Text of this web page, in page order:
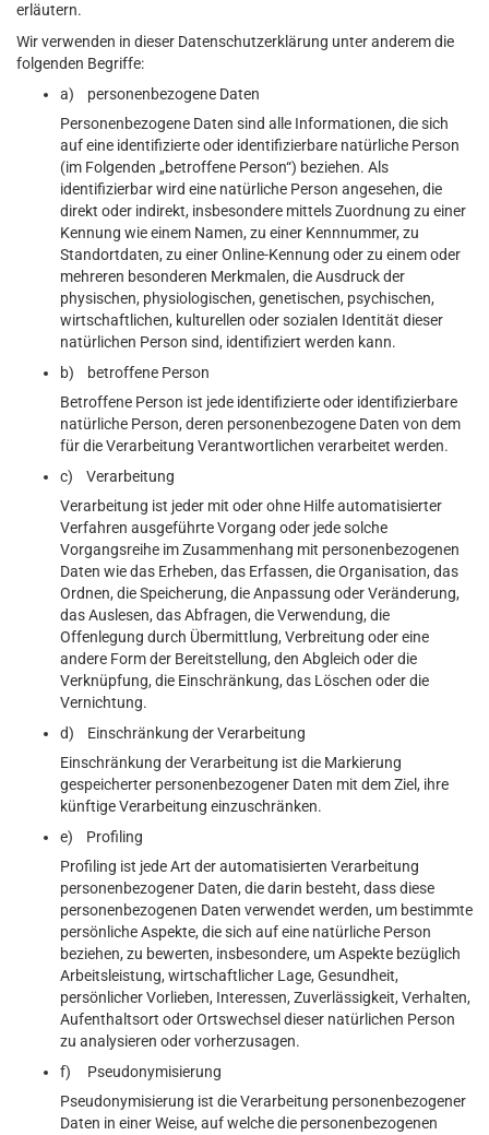
erläutern.
Wir verwenden in dieser Datenschutzerklärung unter anderem die
folgenden Begriffe:
a) personenbezogene Daten
Personenbezogene Daten sind alle Informationen, die sich
auf eine identifizierte oder identifizierbare natürliche Person
(im Folgenden „betroffene Person“) beziehen. Als
identifizierbar wird eine natürliche Person angesehen, die
direkt oder indirekt, insbesondere mittels Zuordnung zu einer
Kennung wie einem Namen, zu einer Kennnummer, zu
Standortdaten, zu einer Online-Kennung oder zu einem oder
mehreren besonderen Merkmalen, die Ausdruck der
physischen, physiologischen, genetischen, psychischen,
wirtschaftlichen, kulturellen oder sozialen Identität dieser
natürlichen Person sind, identifiziert werden kann.
b) betroffene Person
Betroffene Person ist jede identifizierte oder identifizierbare
natürliche Person, deren personenbezogene Daten von dem
für die Verarbeitung Verantwortlichen verarbeitet werden.
c) Verarbeitung
Verarbeitung ist jeder mit oder ohne Hilfe automatisierter
Verfahren ausgeführte Vorgang oder jede solche
Vorgangsreihe im Zusammenhang mit personenbezogenen
Daten wie das Erheben, das Erfassen, die Organisation, das
Ordnen, die Speicherung, die Anpassung oder Veränderung,
das Auslesen, das Abfragen, die Verwendung, die
Offenlegung durch Übermittlung, Verbreitung oder eine
andere Form der Bereitstellung, den Abgleich oder die
Verknüpfung, die Einschränkung, das Löschen oder die
Vernichtung.
d) Einschränkung der Verarbeitung
Einschränkung der Verarbeitung ist die Markierung
gespeicherter personenbezogener Daten mit dem Ziel, ihre
künftige Verarbeitung einzuschränken.
e) Profiling
Profiling ist jede Art der automatisierten Verarbeitung
personenbezogener Daten, die darin besteht, dass diese
personenbezogenen Daten verwendet werden, um bestimmte
persönliche Aspekte, die sich auf eine natürliche Person
beziehen, zu bewerten, insbesondere, um Aspekte bezüglich
Arbeitsleistung, wirtschaftlicher Lage, Gesundheit,
persönlicher Vorlieben, Interessen, Zuverlässigkeit, Verhalten,
Aufenthaltsort oder Ortswechsel dieser natürlichen Person
zu analysieren oder vorherzusagen.
f) Pseudonymisierung
Pseudonymisierung ist die Verarbeitung personenbezogener
Daten in einer Weise, auf welche die personenbezogenen